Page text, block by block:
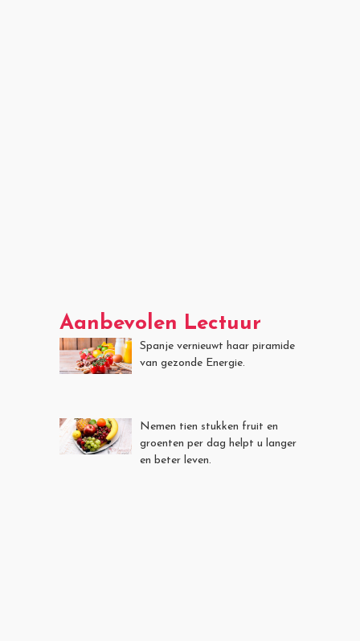
Aanbevolen Lectuur
Spanje vernieuwt haar piramide
van gezonde Energie.
Nemen tien stukken fruit en
groenten per dag helpt u langer
en beter leven.